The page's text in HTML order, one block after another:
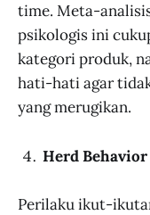
time. Meta-
psikologis ini
kategori produk,
hati-hati agar
yang merugikan.
Herd
Perilaku ikut-